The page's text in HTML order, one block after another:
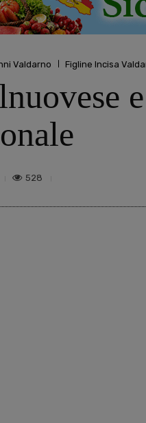
Valdarno Figline Incisa
528